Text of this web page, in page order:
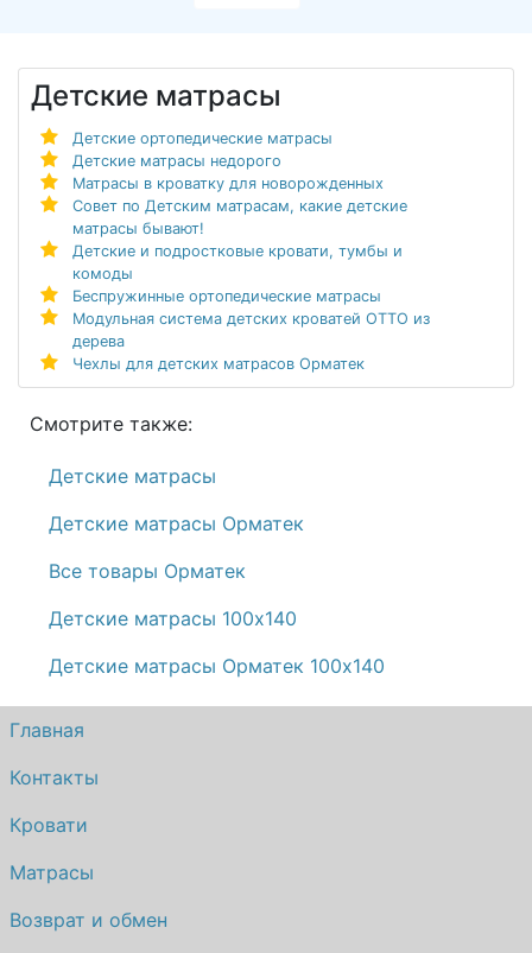
Детские матрасы
Детские ортопедические матрасы
Детские матрасы недорого
Матрасы в кроватку для новорожденных
Совет по Детским матрасам, какие детские
матрасы бывают!
Детские и подростковые кровати, тумбы и
комоды
Беспружинные ортопедические матрасы
Модульная система детских кроватей ОТТО из
дерева
Чехлы для детских матрасов Орматек
Смотрите также:
Детские матрасы
Детские матрасы Орматек
Все товары Орматек
Детские матрасы 100х140
Детские матрасы Орматек 100х140
Главная
Контакты
Кровати
Матрасы
Возврат и обмен